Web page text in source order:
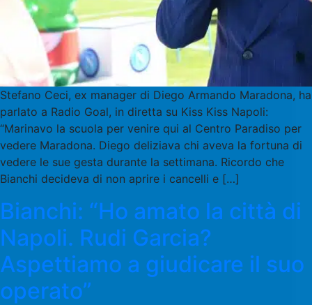
Stefano Ceci, ex manager di Diego Armando Maradona, ha
parlato a Radio Goal, in diretta su Kiss Kiss Napoli:
“Marinavo la scuola per venire qui al Centro Paradiso per
vedere Maradona. Diego deliziava chi aveva la fortuna di
vedere le sue gesta durante la settimana. Ricordo che
Bianchi decideva di non aprire i cancelli e […]
Bianchi: “Ho amato la città di
Napoli. Rudi Garcia?
Aspettiamo a giudicare il suo
operato”